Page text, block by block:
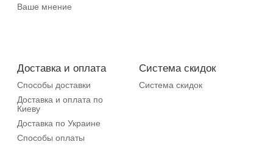
Ваше мнение
Доставка и оплата
Способы доставки
Доставка и оплата по
Киеву
Доставка по Украине
Способы оплаты
Система скидок
Система скидок